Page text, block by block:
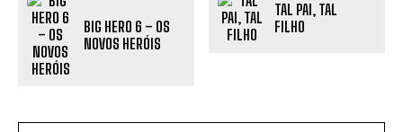
BIG HERO 6 – OS
NOVOS HERÓIS
TAL PAI, TAL
FILHO